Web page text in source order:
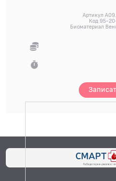
Артикул
Код 95-
Биоматериал